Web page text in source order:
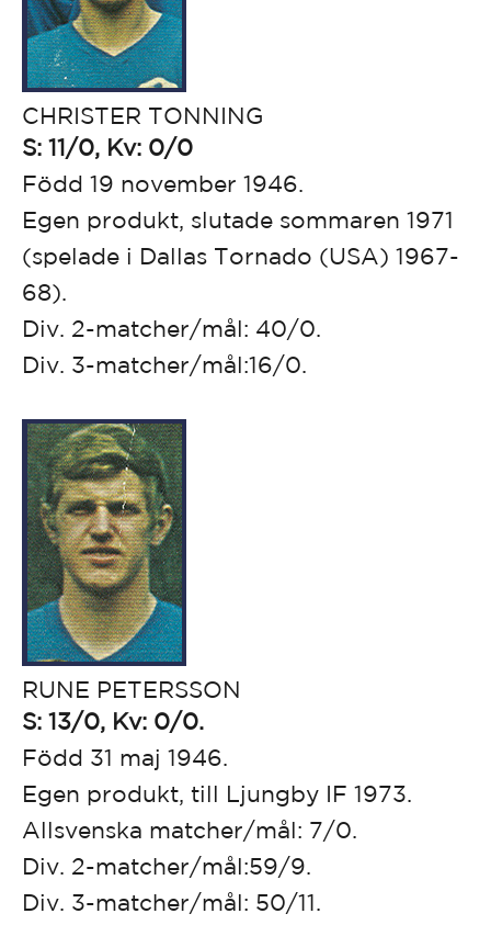
CHRISTER TONNING
S: 11/0, Kv: 0/0
Född 19 november 1946.
Egen produkt, slutade sommaren 1971
(spelade i Dallas Tornado (USA) 1967-
68).
Div. 2-matcher/mål: 40/0.
Div. 3-matcher/mål:16/0.
RUNE PETERSSON
S: 13/0, Kv: 0/0.
Född 31 maj 1946.
Egen produkt, till Ljungby IF 1973.
Allsvenska matcher/mål: 7/0.
Div. 2-matcher/mål:59/9.
Div. 3-matcher/mål: 50/11.